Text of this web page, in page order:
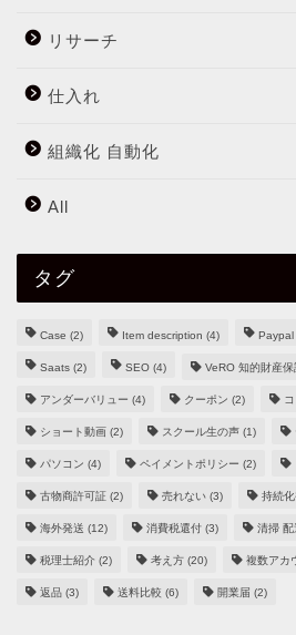
リサーチ
仕入れ
組織化 自動化
All
タグ
Case (2) Item description (4) Paypal
Saats (2) SEO (4) VeRO 知的財産
アンダーバリュー (4) クーポン (2)
ショート動画 (2) スクール生の声 (1)
パソコン (4) ペイメントポリシー (2)
古物商許可証 (2) 売れない (3) 持続
海外発送 (12) 消費税還付 (3) 清掃 配
税理士紹介 (2) 考え方 (20) 複数アカ
返品 (3) 送料比較 (6) 開業届 (2)